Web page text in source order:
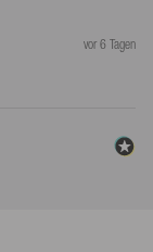
vor 6 Tagen